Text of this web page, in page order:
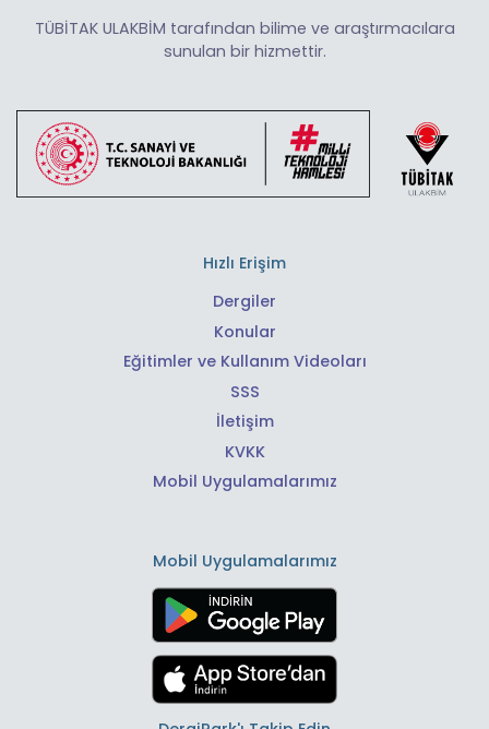
TÜBİTAK ULAKBİM tarafından bilime ve araştırmacılara
sunulan bir hizmettir.
Hızlı Erişim
Dergiler
Konular
Eğitimler ve Kullanım Videoları
SSS
İletişim
KVKK
Mobil Uygulamalarımız
Mobil Uygulamalarımız